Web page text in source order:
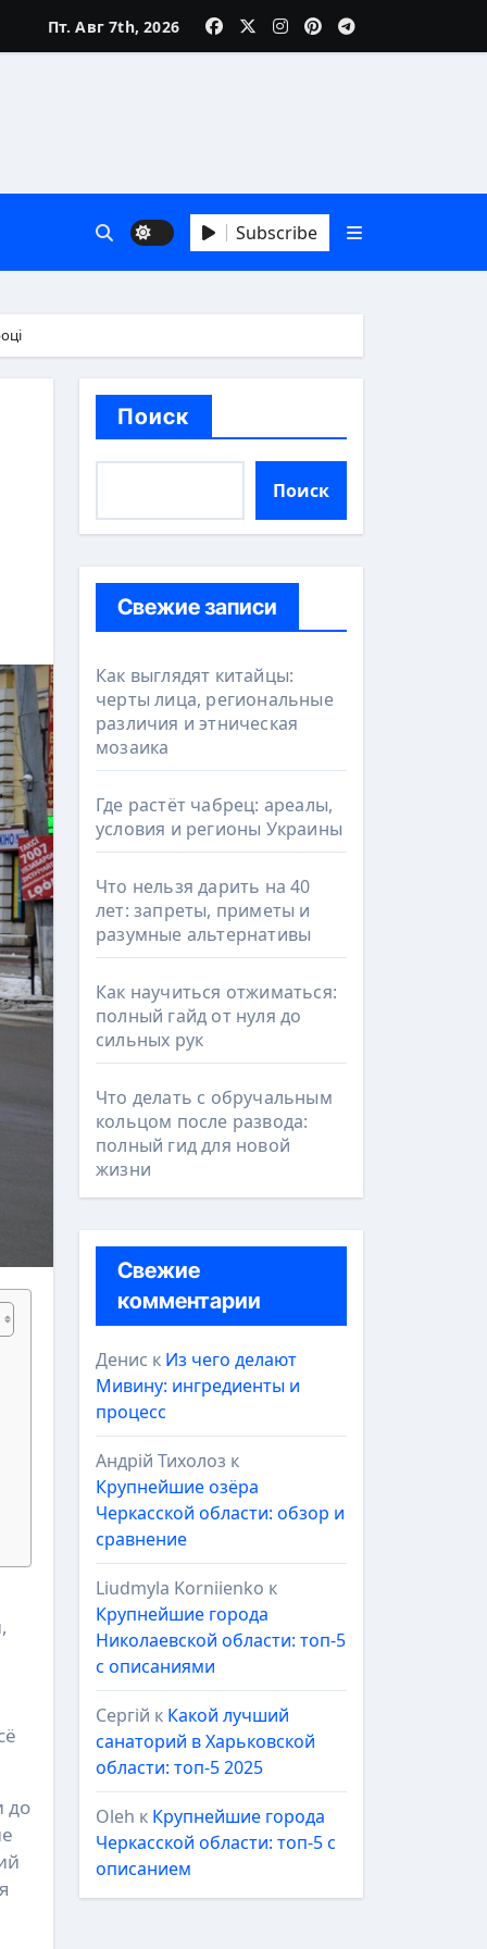
Пт. Авг 7th, 2026
Subscribe
до
Поиск
Поиск
Свежие записи
Как выглядят китайцы:
черты лица, региональные
различия и этническая
мозаика
Где растёт чабрец: ареалы,
условия и регионы Украины
Что нельзя дарить на 40
лет: запреты, приметы и
разумные альтернативы
Как научиться отжиматься:
полный гайд от нуля до
сильных рук
Что делать с обручальным
кольцом после развода:
полный гид для новой
жизни
Свежие
комментарии
Денис к Из чего делают
Мивину: ингредиенты и
процесс
Андрій Тихолоз к
Крупнейшие озёра
Черкасской области: обзор и
сравнение
Liudmyla Korniienko к
Крупнейшие города
Николаевской области: топ-5
с описаниями
Сергій к Какой лучший
санаторий в Харьковской
области: топ-5 2025
Oleh к Крупнейшие города
Черкасской области: топ-5 с
описанием